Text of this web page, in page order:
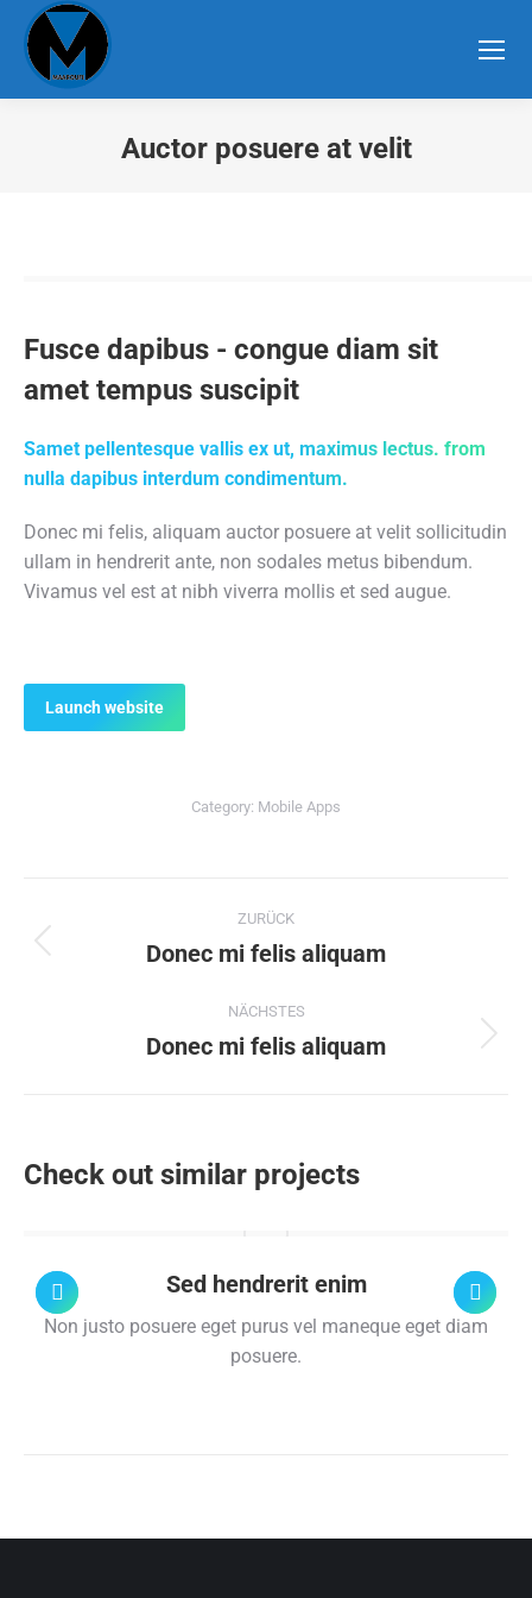
Auctor posuere at velit
Fusce dapibus - congue diam sit
amet tempus suscipit
Samet pellentesque vallis ex ut, maximus lectus. from
nulla dapibus interdum condimentum.
Donec mi felis, aliquam auctor posuere at velit sollicitudin
ullam in hendrerit ante, non sodales metus bibendum.
Vivamus vel est at nibh viverra mollis et sed augue.
Launch website
Category: Mobile Apps
navigation
ZURÜCK
Previous
Donec mi felis aliquam
NÄCHSTES
Next
Donec mi felis aliquam
Check out similar projects
Sed hendrerit enim
Non justo posuere eget purus vel maneque eget diam
posuere.